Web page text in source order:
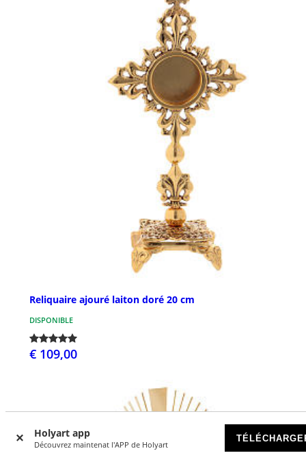
Holyart app
Découvrez maintenat l'APP de Holyart
Reliquaire ajouré laiton doré 20 cm
DISPONIBLE
€ 109,00